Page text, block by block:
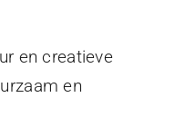
en creatieve
en